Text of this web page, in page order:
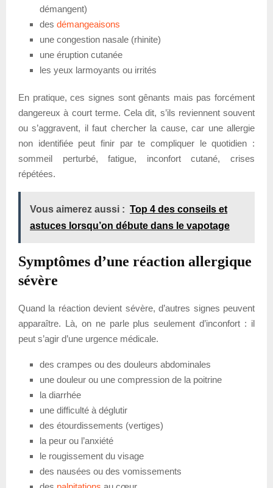
démangent)
des démangeaisons
une congestion nasale (rhinite)
une éruption cutanée
les yeux larmoyants ou irrités
En pratique, ces signes sont gênants mais pas forcément
dangereux à court terme. Cela dit, s’ils reviennent souvent
ou s’aggravent, il faut chercher la cause, car une allergie
non identifiée peut finir par te compliquer le quotidien :
sommeil perturbé, fatigue, inconfort cutané, crises
répétées.
Vous aimerez aussi : Top 4 des conseils et
astuces lorsqu’on débute dans le vapotage
Symptômes d’une réaction allergique
sévère
Quand la réaction devient sévère, d’autres signes peuvent
apparaître. Là, on ne parle plus seulement d’inconfort : il
peut s’agir d’une urgence médicale.
des crampes ou des douleurs abdominales
une douleur ou une compression de la poitrine
la diarrhée
une difficulté à déglutir
des étourdissements (vertiges)
la peur ou l’anxiété
le rougissement du visage
des nausées ou des vomissements